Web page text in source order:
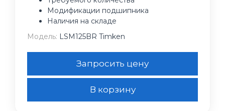
Модификации подшипника
Наличия на складе
Модель: LSM125BR Timken
Запросить цену
В корзину